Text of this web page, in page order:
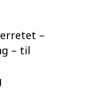
–
– til